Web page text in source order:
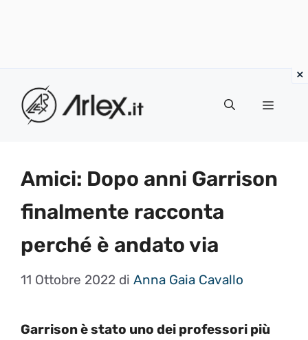
contenuto
Menu
Amici: Dopo anni Garrison
finalmente racconta
perché è andato via
11 Ottobre 2022 di Anna Gaia Cavallo
Garrison è stato uno dei professori più